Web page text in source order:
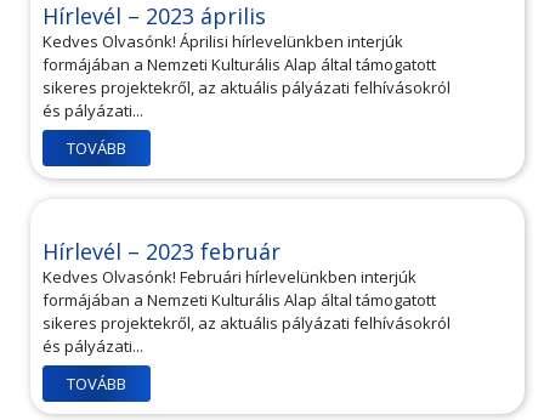
Hírlevél – 2023 április
Kedves Olvasónk! Áprilisi hírlevelünkben interjúk
formájában a Nemzeti Kulturális Alap által támogatott
sikeres projektekről, az aktuális pályázati felhívásokról
és pályázati...
TOVÁBB
Hírlevél – 2023 február
Kedves Olvasónk! Februári hírlevelünkben interjúk
formájában a Nemzeti Kulturális Alap által támogatott
sikeres projektekről, az aktuális pályázati felhívásokról
és pályázati...
TOVÁBB